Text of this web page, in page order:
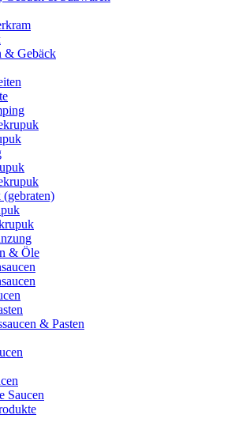
& Gebäck
& Öle
& Pasten
Saucen